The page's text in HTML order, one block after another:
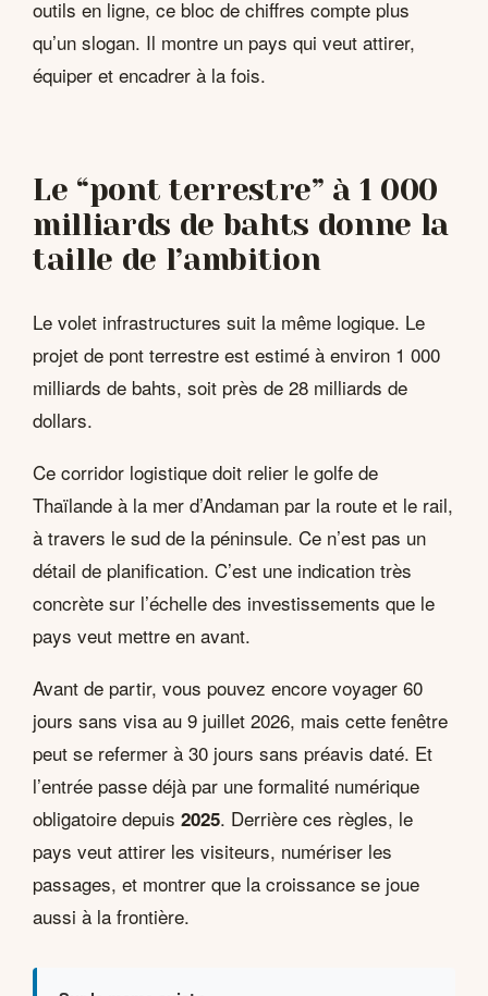
outils en ligne, ce bloc de chiffres compte plus
qu’un slogan. Il montre un pays qui veut attirer,
équiper et encadrer à la fois.
Le “pont terrestre” à 1 000
milliards de bahts donne la
taille de l’ambition
Le volet infrastructures suit la même logique. Le
projet de pont terrestre est estimé à environ 1 000
milliards de bahts, soit près de 28 milliards de
dollars.
Ce corridor logistique doit relier le golfe de
Thaïlande à la mer d’Andaman par la route et le rail,
à travers le sud de la péninsule. Ce n’est pas un
détail de planification. C’est une indication très
concrète sur l’échelle des investissements que le
pays veut mettre en avant.
Avant de partir, vous pouvez encore voyager 60
jours sans visa au 9 juillet 2026, mais cette fenêtre
peut se refermer à 30 jours sans préavis daté. Et
l’entrée passe déjà par une formalité numérique
obligatoire depuis 2025. Derrière ces règles, le
pays veut attirer les visiteurs, numériser les
passages, et montrer que la croissance se joue
aussi à la frontière.